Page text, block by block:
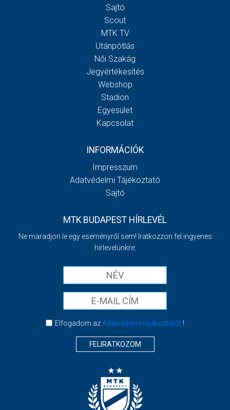
Sajtó
Scout
MTK TV
Utánpótlás
Női Szakág
Jegyértékesítés
Webshop
Stadion
Egyesület
Kapcsolat
INFORMÁCIÓK
Impresszum
Adatvédelmi Tájékoztató
Sajtó
MTK BUDAPEST HÍRLEVÉL
Ne maradjon le egy eseményről sem! Iratkozzon fel ingyenes
hírlevelünkre:
Elfogadom azAdatvédelmi tájékoztatót!
FELIRATKOZOM